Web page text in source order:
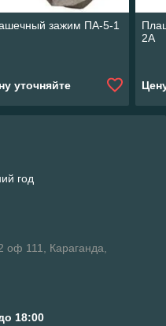
зажим ПА-5-1
уточняйте
2А
год
оф 111, Караганда,
18:00